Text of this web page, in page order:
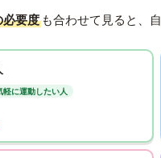
必要度 も合わせて見ると、
軽に運動したい人